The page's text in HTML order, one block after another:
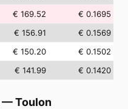
€ 169.52
€ 0.1695
€ 156.91
€ 0.1569
€ 150.20
€ 0.1502
€ 141.99 € 0.1420
—Toulon